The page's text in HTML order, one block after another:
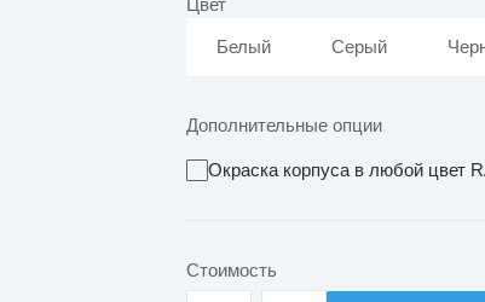
Цвет
Белый Серый
Дополнительные опции
Окраска корпуса в любой цвет
Стоимость